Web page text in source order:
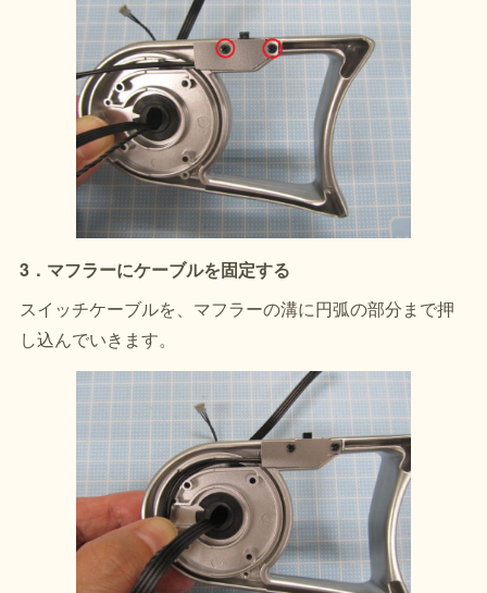
3．マフラーにケーブルを固定する
スイッチケーブルを、マフラーの溝に円弧の部分まで押
し込んでいきます。